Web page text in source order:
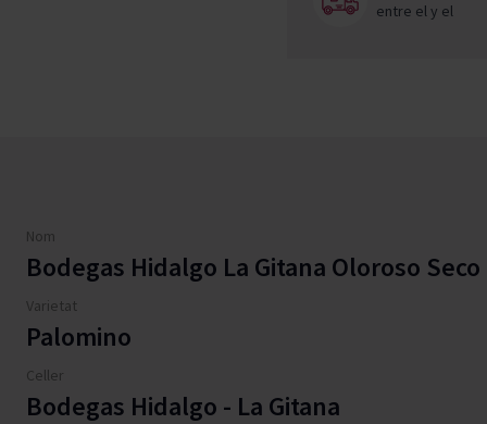
entre ely el
Nom
Bodegas Hidalgo La Gitana Oloroso Seco
Varietat
Palomino
Celler
Bodegas Hidalgo - La Gitana